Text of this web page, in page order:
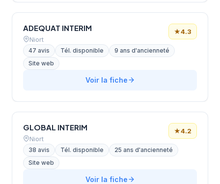
ADEQUAT INTERIM
Niort
★4.3
47 avis Tél. disponible
9 ans d'ancienneté
Site web
Voir la fiche
GLOBAL INTERIM
Niort
★4.2
38 avis Tél. disponible
25 ans d'ancienneté
Site web
Voir la fiche